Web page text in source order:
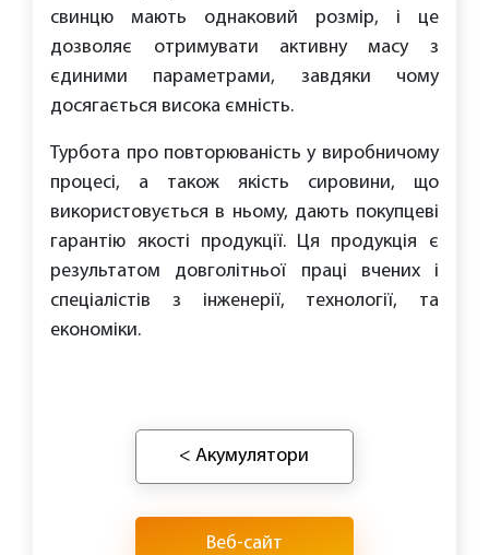
свинцю мають однаковий розмір, і це
дозволяє отримувати активну масу з
єдиними параметрами, завдяки чому
досягається висока ємність.
Турбота про повторюваність у виробничому
процесі, а також якість сировини, що
використовується в ньому, дають покупцеві
гарантію якості продукції. Ця продукція є
результатом довголітньої праці вчених і
спеціалістів з інженерії, технології, та
економіки.
< Акумулятори
Веб-сайт